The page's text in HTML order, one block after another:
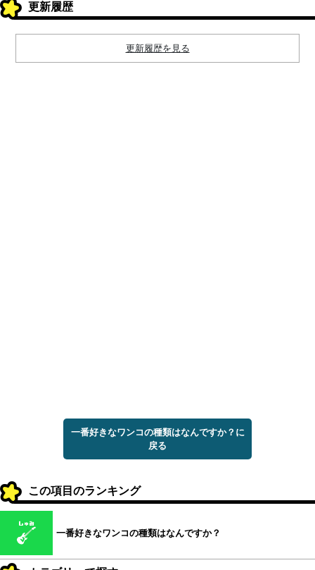
更新履歴
更新履歴を見る
一番好きなワンコの種類はなんですか？に
戻る
この項目のランキング
一番好きなワンコの種類はなんですか？